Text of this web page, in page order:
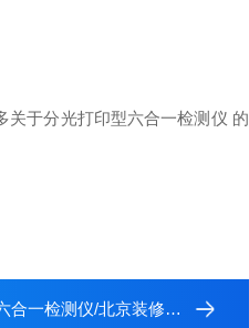
关于分光打印型六合一检测仪 的
京装修污染检测仪（分光数码微控）